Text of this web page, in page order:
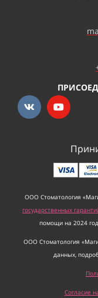
ООО Стоматология
государственных
помощи на 2024
ООО Стоматология
данных,
Согласие